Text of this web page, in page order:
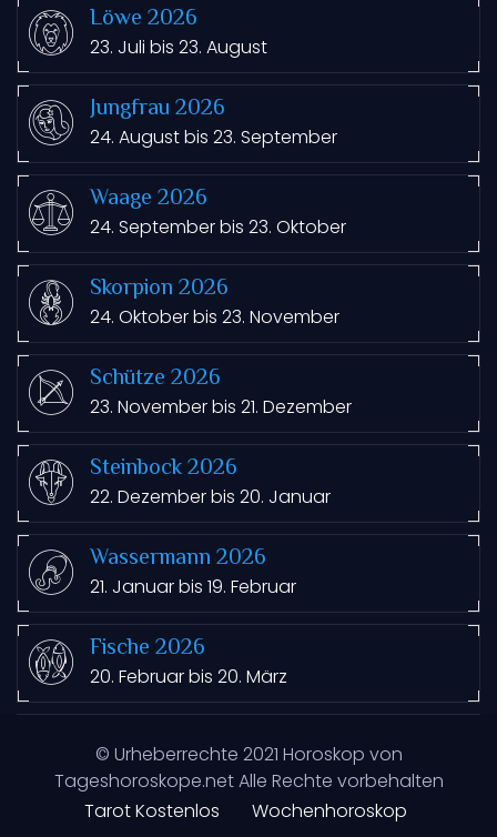
Löwe 2026
23. Juli bis 23. August
Jungfrau 2026
24. August bis 23. September
Waage 2026
24. September bis 23. Oktober
Skorpion 2026
24. Oktober bis 23. November
Schütze 2026
23. November bis 21. Dezember
Steinbock 2026
22. Dezember bis 20. Januar
Wassermann 2026
21. Januar bis 19. Februar
Fische 2026
20. Februar bis 20. März
© Urheberrechte 2021 Horoskop von
Tageshoroskope.net Alle Rechte vorbehalten
Tarot Kostenlos
Wochenhoroskop